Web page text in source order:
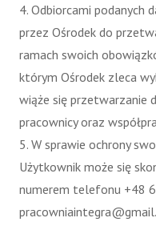
4. Odbiorcami podanych
przez Ośrodek do
ramach swoich
którym Ośrodek zleca
wiąże się przetwarzanie
pracownicy oraz
5. W sprawie ochrony
Użytkownik może się
numerem telefonu +48